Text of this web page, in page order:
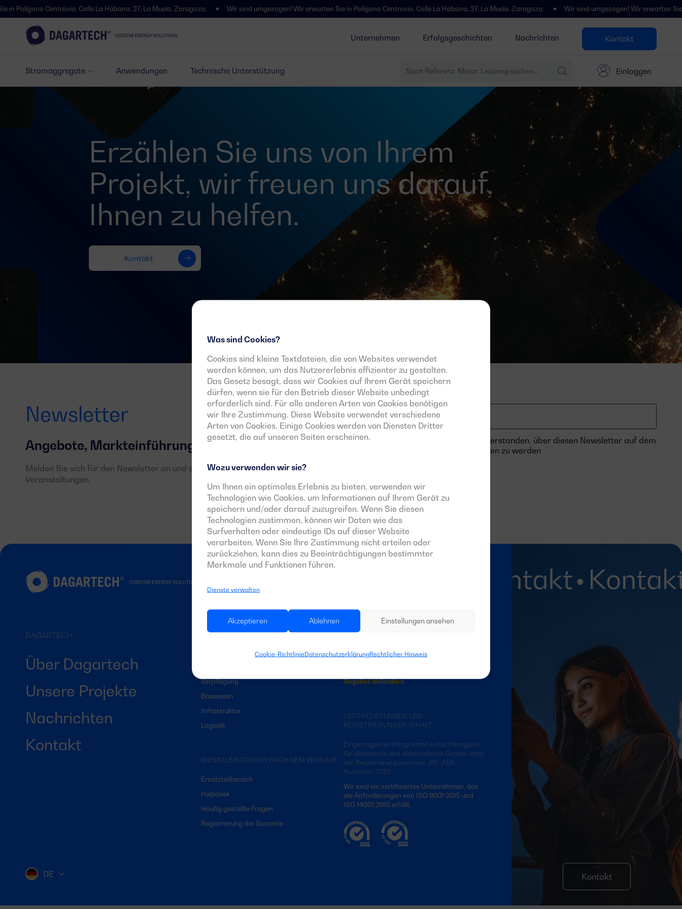
Was sind Cookies?
Cookies sind kleine Textdateien, die von Websites verwendet
werden können, um das Nutzererlebnis effizienter zu gestalten.
Das Gesetz besagt, dass wir Cookies auf Ihrem Gerät speichern
dürfen, wenn sie für den Betrieb dieser Website unbedingt
erforderlich sind. Für alle anderen Arten von Cookies benötigen
wir Ihre Zustimmung. Diese Website verwendet verschiedene
Arten von Cookies. Einige Cookies werden von Diensten Dritter
gesetzt, die auf unseren Seiten erscheinen.
Wozu verwenden wir sie?
Um Ihnen ein optimales Erlebnis zu bieten, verwenden wir
Technologien wie Cookies, um Informationen auf Ihrem Gerät zu
speichern und/oder darauf zuzugreifen. Wenn Sie diesen
Technologien zustimmen, können wir Daten wie das
Surfverhalten oder eindeutige IDs auf dieser Website
verarbeiten. Wenn Sie Ihre Zustimmung nicht erteilen oder
zurückziehen, kann dies zu Beeinträchtigungen bestimmter
Merkmale und Funktionen führen.
Dienste verwalten
Akzeptieren Ablehnen Einstellungen ansehen
Cookie-RichtlinieDatenschutzerklärungRechtlicher Hinweis
Unternehmen Erfolgsgeschichten Nachrichten Kontakt
Stromaggregate Anwendungen Technische Unterstützung Einloggen
Centrovía, Calle La Habana, 27, La Muela, Zaragoza. Wir sind umgezogen! Wir erwarten Sie in Polígono Centrovía, Calle La Habana, 27, La Muela, Zaragoza. Wir sind umgezogen! Wir erwarten Sie in
Erzählen Sie uns von Ihrem
Projekt, wir freuen uns darauf,
Ihnen zu helfen.
Kontakt
Newsletter
Angebote, Markteinführungen und Neuigkeiten
Melden Sie sich für den Newsletter an und erfahren Sie alles über die neuesten Nachrichten und
Veranstaltungen
Email
Ich bin damit einverstanden, über diesen Newsletter auf dem
Laufenden gehalten zu werden
DAGARTECH
Über Dagartech
Unsere Projekte
Nachrichten
Kontakt
DE
Industrie
Wohnen
Krankenhaussektor
Maschinenvermietungsunternehmen
Verpflegung
Bauwesen
Infrastruktur
Logistik
DIENSTLEISTUNGEN NACH DEM VERKAUF
Ersatzteilbereich
Helpdesk
Häufig gestellte Fragen
Registrierung der Garantie
High Power
Portable
Angebot anfordern
ZERTIFIZIERUNGEN UND
REGISTRIERUNGEN INHALT
Eingetragen im Integrierten Industrieregister
für elektrische und elektronische Geräte unter
der Registrierungsnummer (RII_AEE-
Nummer): 7092
Wir sind ein zertifiziertes Unternehmen, das
die Anforderungen von ISO 9001:2015 und
ISO 14001:2015 erfüllt.
Kontakt Kontakt
Kontakt